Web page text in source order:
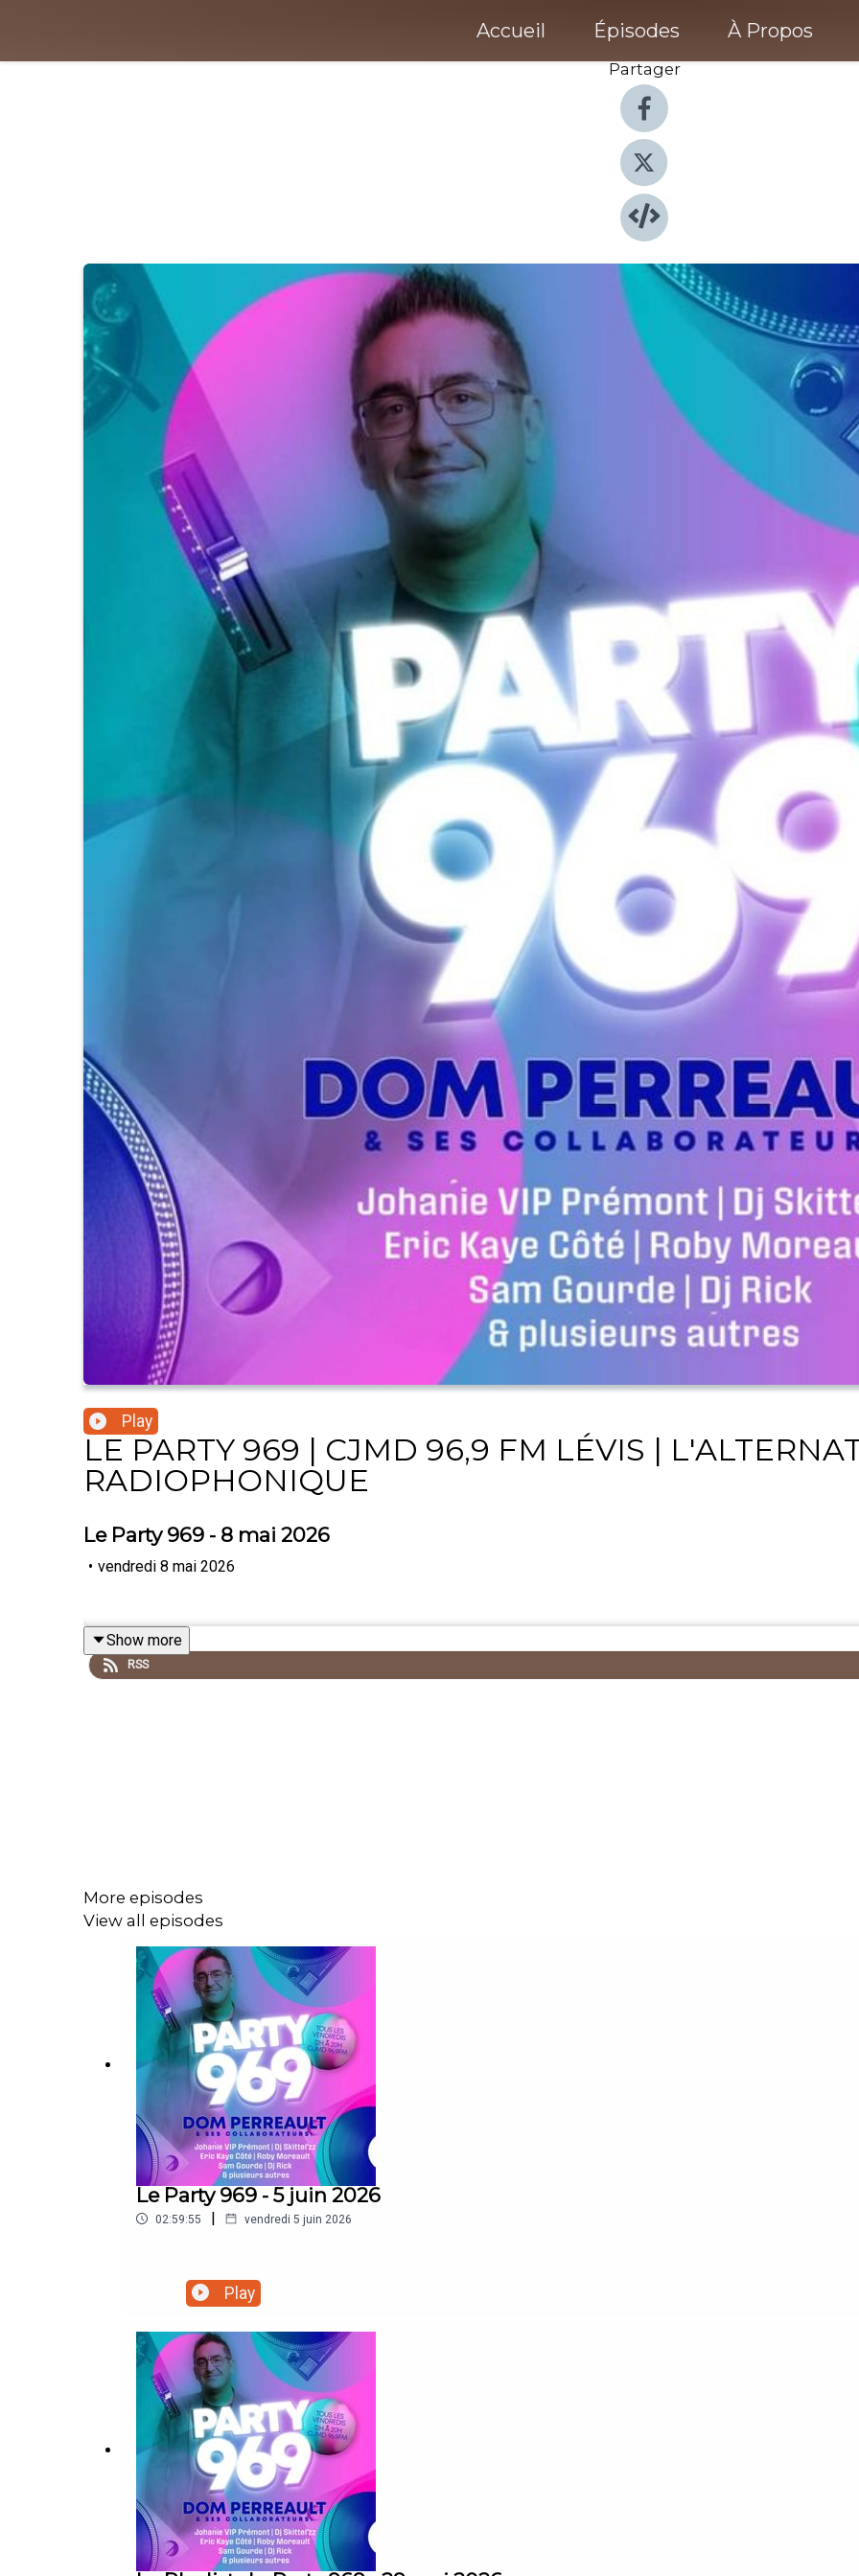
Accueil Épisodes À Propos
Partager
Play
LE PARTY 969 | CJMD 96,9 FM LÉVIS |
RADIOPHONIQUE
Le Party 969 - 8 mai 2026
• vendredi 8 mai 2026
Show more
RSS
More episodes
View all episodes
Le Party 969 - 5 juin 2026
02:59:55 | vendredi 5 juin 2026
Play